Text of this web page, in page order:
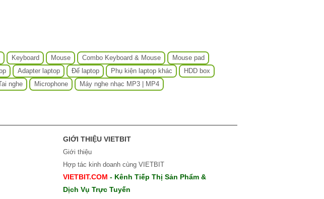
Keyboard Mouse Combo Keyboard & Mouse
Mouse pad
Adapter laptop Đế laptop Phụ kiện laptop khác
HDD box
nghe Microphone
Máy nghe nhạc MP3 | MP4
GIỚI THIỆU VIETBIT
Giới thiệu
Hợp tác kinh doanh cùng VIETBIT
VIETBIT.COM - Kênh Tiếp Thị Sản Phẩm &
Dịch Vụ Trực Tuyến